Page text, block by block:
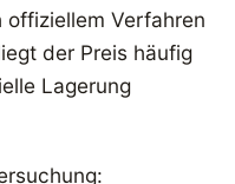
Verfahren
der Preis häufig
Lagerung